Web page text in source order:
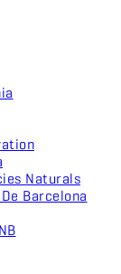
Naturals
Barcelona